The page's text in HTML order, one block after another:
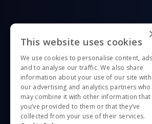
This website uses cookies
We use cookies to personalise content, ads
and to analyse our traffic. We also share
information about your use of our site with
our advertising and analytics partners who
may combine it with other information that
you’ve provided to them or that they’ve
collected from your use of their services.